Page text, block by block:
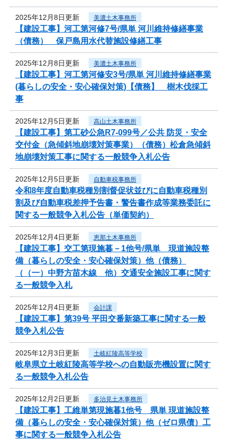
2025年12月8日更新 美濃土木事務所
【建設工事】河工第河修7号/県単 河川維持修繕事業
（債務） 保戸島用水代替施設修繕工事
2025年12月8日更新 美濃土木事務所
【建設工事】河工第河修安3号/県単 河川維持修繕事業
(暮らしの安全・安心確保対策)【債務】 樹木伐採工
事
2025年12月5日更新 高山土木事務所
【建設工事】第工砂公急R7-099号／公共 防災・安全
交付金（急傾斜地崩壊対策事業）（債務）松倉急傾斜
地崩壊対策工事に関する一般競争入札公告
2025年12月5日更新 自動車税事務所
令和8年度自動車税種別割督促状並びに自動車税種別
割及び自動車税差押予告書・警告書作成等業務委託に
関する一般競争入札公告（単価契約）
2025年12月4日更新 恵那土木事務所
【建設工事】交工第現施暮－1他号/県単 現道施設整
備（暮らしの安全・安心確保対策）他（債務）
（（一）中野方苗木線 他）交通安全施設工事に関す
る一般競争入札
2025年12月4日更新 会計課
【建設工事】第39号 平田交番新築工事に関する一般
競争入札公告
2025年12月3日更新 土岐紅陵高等学校
岐阜県立土岐紅陵高等学校への自動販売機設置に関す
る一般競争入札公告
2025年12月2日更新 多治見土木事務所
【建設工事】工維単第現施暮1他号 県単 現道施設整
備（暮らしの安全・安心確保対策）他（ゼロ県債）工
事に関する一般競争入札公告